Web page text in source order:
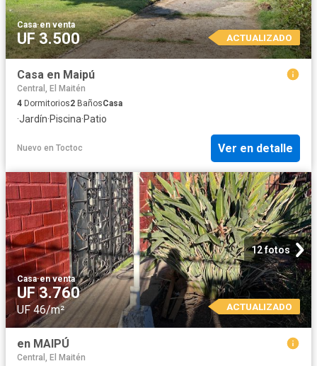
Casa·en venta
UF 3.500 ACTUALIZADO
Casa en Maipú
Central, El Maitén
4 Dormitorios2 BañosCasa
·Jardín·Piscina·Patio
Nuevo en Toctoc Ver en detalle
12 fotos
Casa·en venta
UF 3.760
UF 46/m² ACTUALIZADO
en MAIPÚ
Central, El Maitén